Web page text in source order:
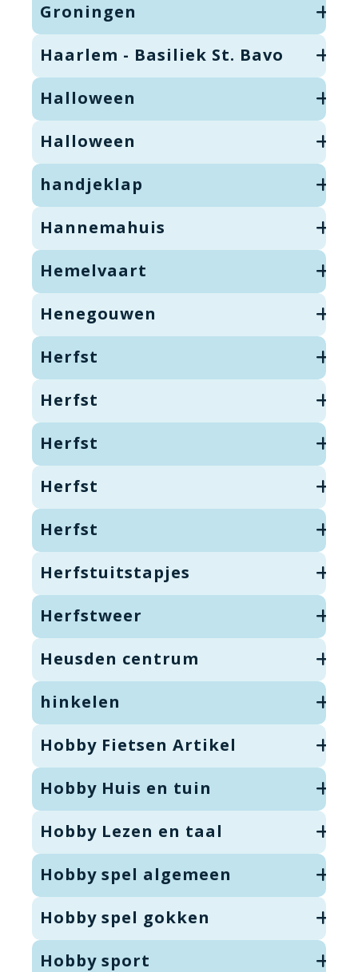
Groningen
Haarlem - Basiliek St. Bavo
Halloween
Halloween
handjeklap
Hannemahuis
Hemelvaart
Henegouwen
Herfst
Herfst
Herfst
Herfst
Herfst
Herfstuitstapjes
Herfstweer
Heusden centrum
hinkelen
Hobby Fietsen Artikel
Hobby Huis en tuin
Hobby Lezen en taal
Hobby spel algemeen
Hobby spel gokken
Hobby sport